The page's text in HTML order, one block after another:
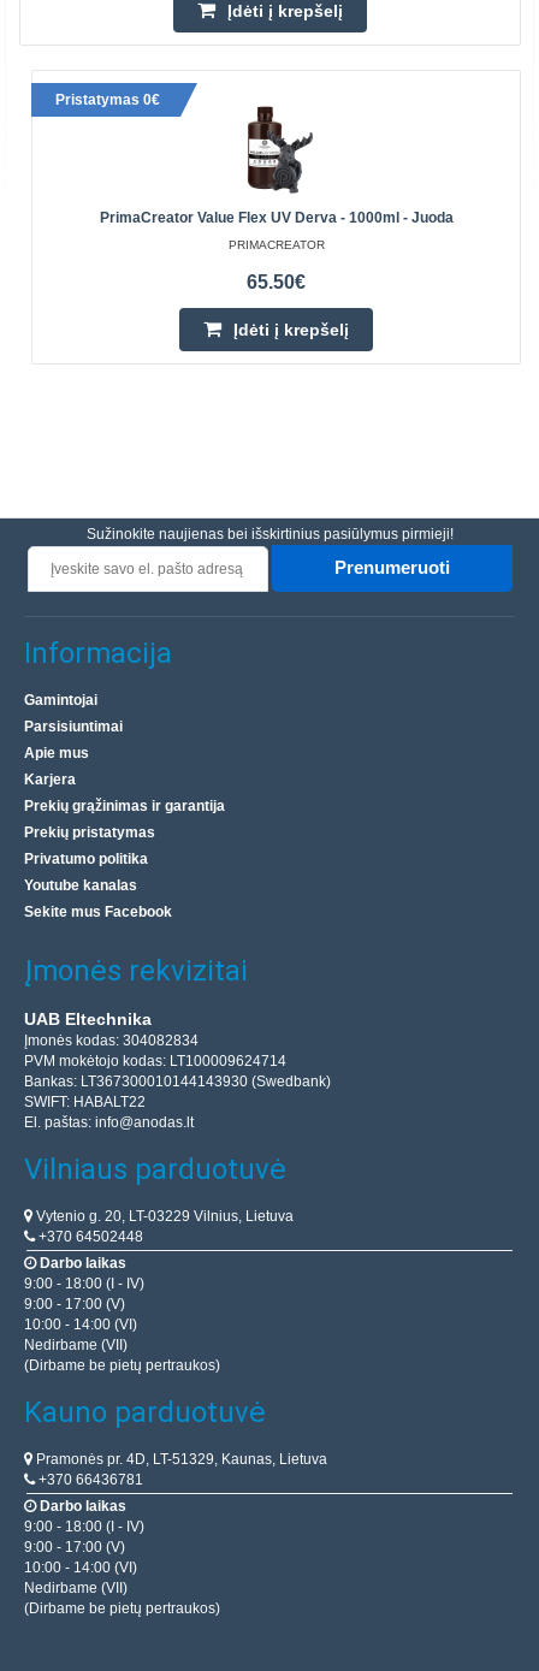
Įdėti į krepšelį
Pristatymas 0€
PrimaCreator Value Flex UV Derva - 1000ml - Juoda
PRIMACREATOR
65.50€
Įdėti į krepšelį
Sužinokite naujienas bei išskirtinius pasiūlymus pirmieji!
Prenumeruoti
Informacija
Gamintojai
Parsisiuntimai
Apie mus
Karjera
Prekių grąžinimas ir garantija
Prekių pristatymas
Privatumo politika
Youtube kanalas
Sekite mus Facebook
Įmonės rekvizitai
UAB Eltechnika
Įmonės kodas: 304082834
PVM mokėtojo kodas: LT100009624714
Bankas: LT367300010144143930 (Swedbank)
SWIFT: HABALT22
El. paštas: info@anodas.lt
Vilniaus parduotuvė
Vytenio g. 20, LT-03229 Vilnius, Lietuva
+370 64502448
Darbo laikas
9:00 - 18:00 (I - IV)
9:00 - 17:00 (V)
10:00 - 14:00 (VI)
Nedirbame (VII)
(Dirbame be pietų pertraukos)
Kauno parduotuvė
Pramonės pr. 4D, LT-51329, Kaunas, Lietuva
+370 66436781
Darbo laikas
9:00 - 18:00 (I - IV)
9:00 - 17:00 (V)
10:00 - 14:00 (VI)
Nedirbame (VII)
(Dirbame be pietų pertraukos)